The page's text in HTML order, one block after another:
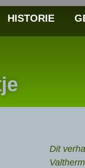
HISTORIE
Dit